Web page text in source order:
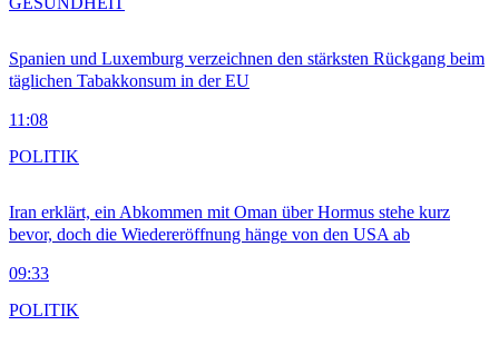
Spanien und Luxemburg verzeichnen den stärksten Rückgang beim
täglichen Tabakkonsum in der EU
11:08
Iran erklärt, ein Abkommen mit Oman über Hormus stehe kurz
bevor, doch die Wiedereröffnung hänge von den USA ab
09:33
POLITIK
POLITIK